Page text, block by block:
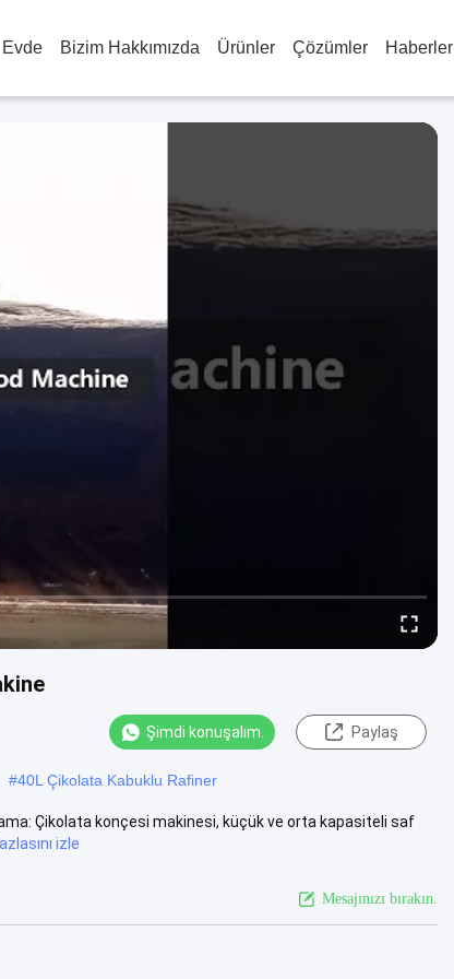
Evde Bizim Hakkımızda Ürünler Çözümler Haberler
Şimdi konuşalım. Paylaş
#40L Çikolata Kabuklu Rafiner
Çikolata konçesi makinesi, küçük ve orta kapasiteli saf
izle
Mesajınızı bırakın.